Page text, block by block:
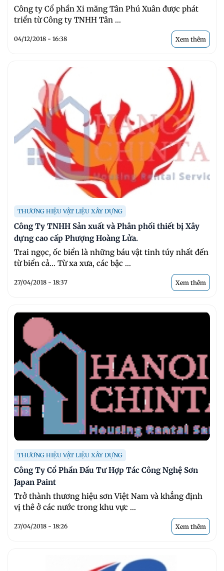
Công ty Cổ phần Xi măng Tân Phú Xuân được phát
triển từ Công ty TNHH Tân ...
04/12/2018 - 16:38 Xem thêm
THƯƠNG HIỆU VẬT LIỆU XÂY DỰNG
Công Ty TNHH Sản xuất và Phân phối thiết bị Xây
dựng cao cấp Phượng Hoàng Lửa.
Trai ngọc, ốc biển là những báu vật tinh túy nhất đến
từ biển cả... Từ xa xưa, các bậc ...
27/04/2018 - 18:37 Xem thêm
THƯƠNG HIỆU VẬT LIỆU XÂY DỰNG
Công Ty Cổ Phần Đầu Tư Hợp Tác Công Nghệ Sơn
Japan Paint
Trở thành thương hiệu sơn Việt Nam và khẳng định
vị thê ở các nước trong khu vực ...
27/04/2018 - 18:26 Xem thêm